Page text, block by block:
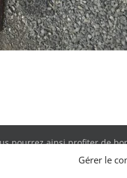
Gérer le
pourrez ainsi profiter de
pour obtenir tous les détails.